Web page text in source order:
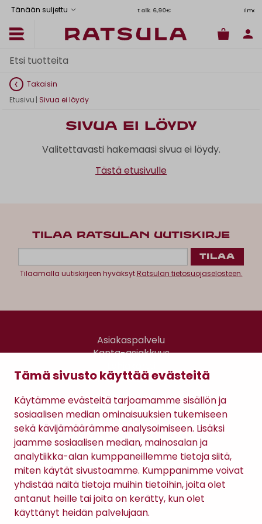
Tämä sivusto käyttää evästeitä
Käytämme evästeitä tarjoamamme sisällön ja
sosiaalisen median ominaisuuksien tukemiseen
sekä kävijämäärämme analysoimiseen. Lisäksi
jaamme sosiaalisen median, mainosalan ja
analytiikka-alan kumppaneillemme tietoja siitä,
miten käytät sivustoamme. Kumppanimme voivat
yhdistää näitä tietoja muihin tietoihin, joita olet
antanut heille tai joita on kerätty, kun olet
käyttänyt heidän palvelujaan.
Tänään suljettu Toimituskulut alk. 6,90€
Takaisin
Etusivu | Sivua ei löydy
Sivua ei löydy
Valitettavasti hakemaasi sivua ei löydy.
Tästä etusivulle
TILAA RATSULAN UUTISKIRJE
Tilaamalla uutiskirjeen hyväksytRatsulan tietosuojaselosteen.
Asiakaspalvelu
Kanta-asiakkuus
Gomee Ratsula Café
Sopimusehdot
Tietosuojaseloste
Maksutavat